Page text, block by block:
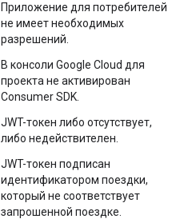
Приложение для потребителей
не имеет необходимых
разрешений.
В консоли Google Cloud для
проекта не активирован
Consumer SDK.
JWT-токен либо отсутствует,
либо недействителен.
JWT-токен подписан
идентификатором поездки,
который не соответствует
запрошенной поездке.